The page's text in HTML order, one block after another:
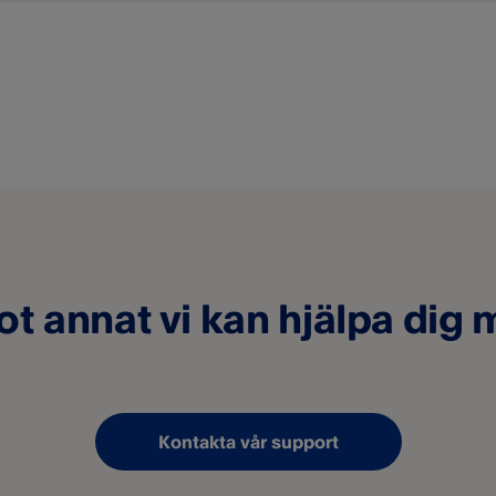
annat vi kan hjälpa dig
Kontakta vår support